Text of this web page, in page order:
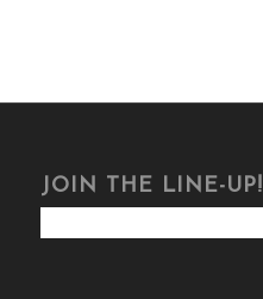
JOIN THE LINE-UP!